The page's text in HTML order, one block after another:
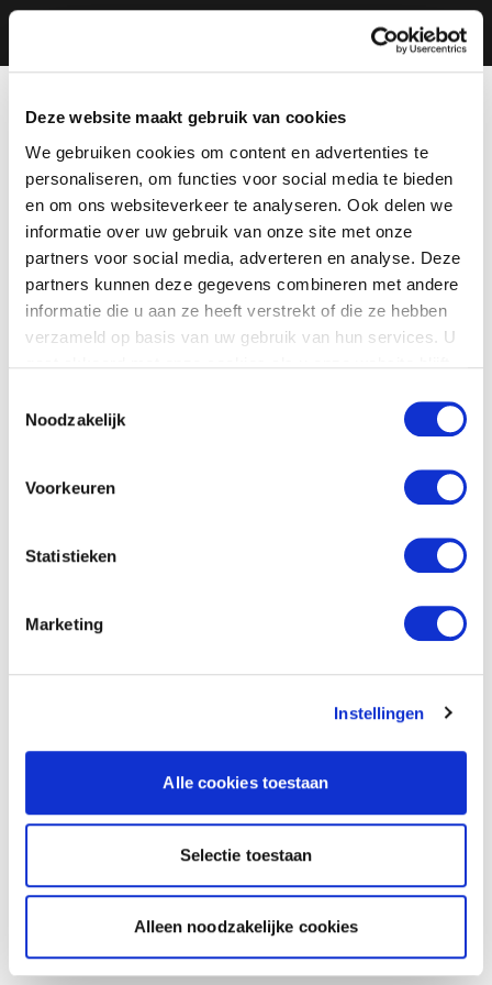
Deze website maakt gebruik van cookies
We gebruiken cookies om content en advertenties te
personaliseren, om functies voor social media te bieden
en om ons websiteverkeer te analyseren. Ook delen we
informatie over uw gebruik van onze site met onze
partners voor social media, adverteren en analyse. Deze
partners kunnen deze gegevens combineren met andere
informatie die u aan ze heeft verstrekt of die ze hebben
verzameld op basis van uw gebruik van hun services. U
Noodzakelijk
Voorkeuren
Statistieken
Marketing
Instellingen
Alle cookies toestaan
Selectie toestaan
Alleen noodzakelijke cookies